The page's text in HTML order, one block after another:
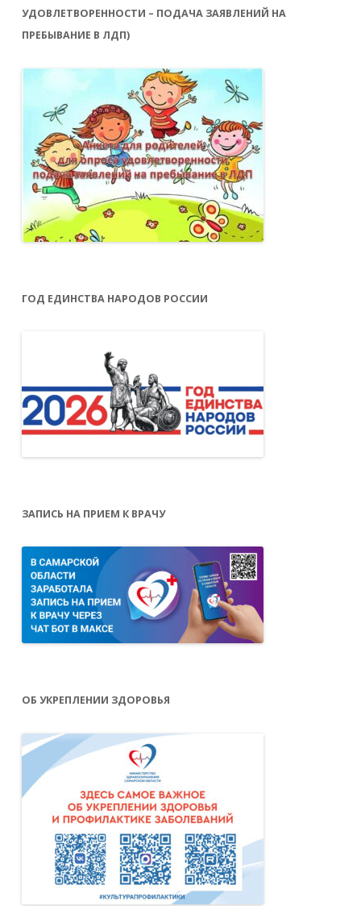
УДОВЛЕТВОРЕННОСТИ – ПОДАЧА ЗАЯВЛЕНИЙ НА
ПРЕБЫВАНИЕ В ЛДП)
ГОД ЕДИНСТВА НАРОДОВ РОССИИ
ЗАПИСЬ НА ПРИЕМ К ВРАЧУ
ОБ УКРЕПЛЕНИИ ЗДОРОВЬЯ